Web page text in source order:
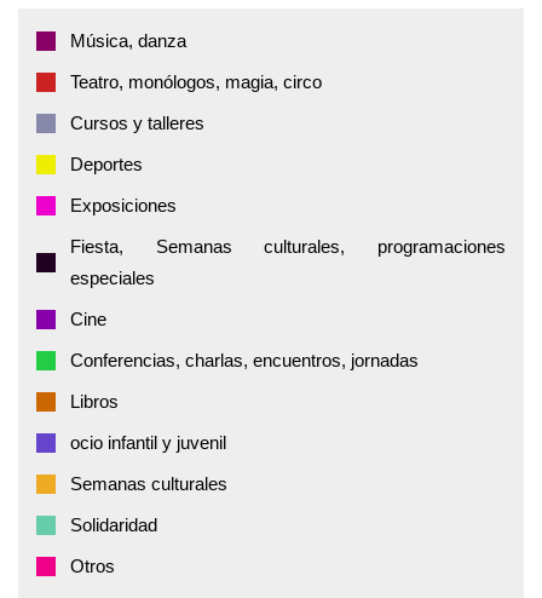
Música, danza
Teatro, monólogos, magia, circo
Cursos y talleres
Deportes
Exposiciones
Fiesta, Semanas culturales, programaciones
especiales
Cine
Conferencias, charlas, encuentros, jornadas
Libros
ocio infantil y juvenil
Semanas culturales
Solidaridad
Otros